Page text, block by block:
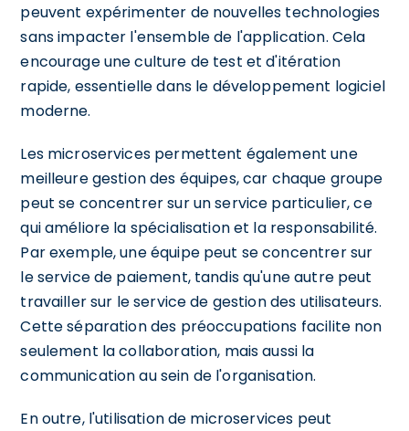
peuvent expérimenter de nouvelles technologies
sans impacter l'ensemble de l'application. Cela
encourage une culture de test et d'itération
rapide, essentielle dans le développement logiciel
moderne.
Les microservices permettent également une
meilleure gestion des équipes, car chaque groupe
peut se concentrer sur un service particulier, ce
qui améliore la spécialisation et la responsabilité.
Par exemple, une équipe peut se concentrer sur
le service de paiement, tandis qu'une autre peut
travailler sur le service de gestion des utilisateurs.
Cette séparation des préoccupations facilite non
seulement la collaboration, mais aussi la
communication au sein de l'organisation.
En outre, l'utilisation de microservices peut